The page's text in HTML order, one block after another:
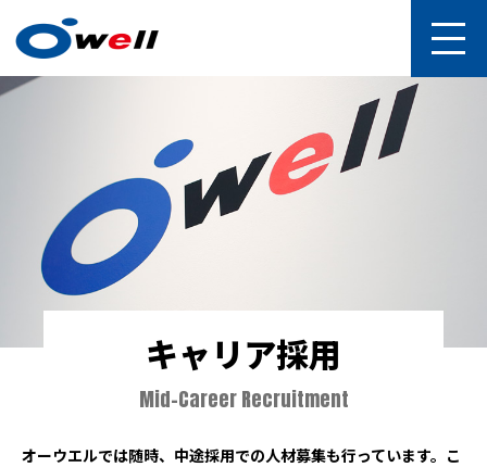
キャリア採用
Mid-Career Recruitment
オーウエルでは随時、中途採用での人材募集も行っています。 こ